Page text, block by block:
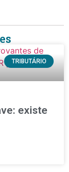
TRIBUTÁRIO
existe